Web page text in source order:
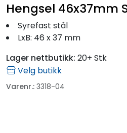
Hengsel 46x37mm
Syrefast stål
LxB: 46 x 37 mm
Lager nettbutikk: 20+ Stk
Velg butikk
Varenr.: 3318-04